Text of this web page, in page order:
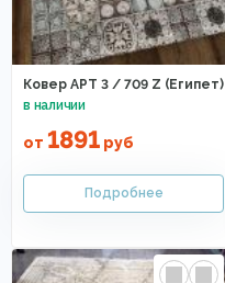
Ковер АРТ 3 / 709 Z (Египет)
от 1891 руб